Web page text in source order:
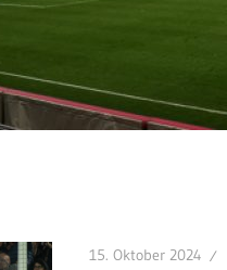
15. Oktober 2024